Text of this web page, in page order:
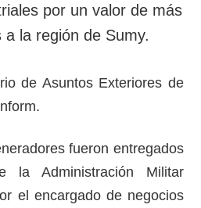
por un valor de más
la región de Sumy.
de Asuntos Exteriores de
fueron entregados
la Administración Militar
el encargado de negocios